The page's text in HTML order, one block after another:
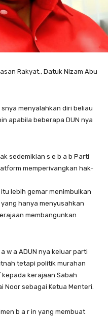
Rakyat., Datuk Nizam Abu
snya menyalahkan diri beliau
apabila beberapa DUN nya
sedemikian s e b a b Parti
memperivangkan hak-
lebih gemar menimbulkan
hanya menyusahkan
membangunkan
w a ADUN nya keluar parti
tetapi politik murahan
kerajaan Sabah
Noor sebagai Ketua Menteri.
b a r in yang membuat